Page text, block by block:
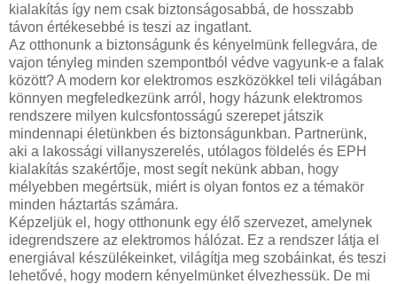
kialakítás így nem csak biztonságosabbá, de hosszabb
távon értékesebbé is teszi az ingatlant.
Az otthonunk a biztonságunk és kényelmünk fellegvára, de
vajon tényleg minden szempontból védve vagyunk-e a falak
között? A modern kor elektromos eszközökkel teli világában
könnyen megfeledkezünk arról, hogy házunk elektromos
rendszere milyen kulcsfontosságú szerepet játszik
mindennapi életünkben és biztonságunkban. Partnerünk,
aki a lakossági villanyszerelés, utólagos földelés és EPH
kialakítás szakértője, most segít nekünk abban, hogy
mélyebben megértsük, miért is olyan fontos ez a témakör
minden háztartás számára.
Képzeljük el, hogy otthonunk egy élő szervezet, amelynek
idegrendszere az elektromos hálózat. Ez a rendszer látja el
energiával készülékeinket, világítja meg szobáinkat, és teszi
lehetővé, hogy modern kényelmünket élvezhessük. De mi